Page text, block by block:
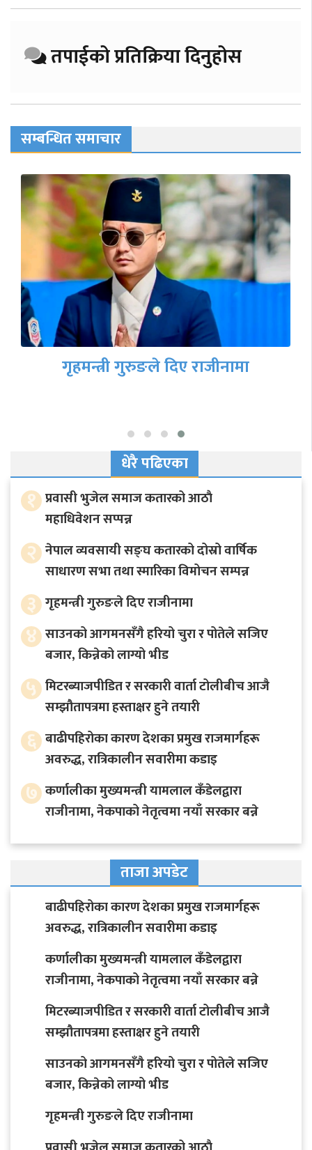
तपाईको प्रतिक्रिया दिनुहोस
सम्बन्धित समाचार
बाढीपहिरोका कारण देशका प्रमुख
राजमार्गहरू अवरुद्ध, रात्रिकालीन सवारीमा
धेरै पढिएका
१ प्रवासी भुजेल समाज कतारको आठाै
महाधिवेशन सप्पन्न
२ नेपाल व्यवसायी सङ्घ कतारको दोस्रो वार्षिक
साधारण सभा तथा स्मारिका विमोचन सम्पन्न
३ गृहमन्त्री गुरुङले दिए राजीनामा
४ साउनको आगमनसँगै हरियो चुरा र पोतेले सजिए
बजार, किन्नेको लाग्यो भीड
५ मिटरब्याजपीडित र सरकारी वार्ता टोलीबीच आजै
सम्झौतापत्रमा हस्ताक्षर हुने तयारी
६ बाढीपहिरोका कारण देशका प्रमुख राजमार्गहरू
अवरुद्ध, रात्रिकालीन सवारीमा कडाइ
७ कर्णालीका मुख्यमन्त्री यामलाल कँडेलद्वारा
राजीनामा, नेकपाको नेतृत्वमा नयाँ सरकार बन्ने
ताजा अपडेट
बाढीपहिरोका कारण देशका प्रमुख राजमार्गहरू
अवरुद्ध, रात्रिकालीन सवारीमा कडाइ
कर्णालीका मुख्यमन्त्री यामलाल कँडेलद्वारा
राजीनामा, नेकपाको नेतृत्वमा नयाँ सरकार बन्ने
मिटरब्याजपीडित र सरकारी वार्ता टोलीबीच आजै
सम्झौतापत्रमा हस्ताक्षर हुने तयारी
साउनको आगमनसँगै हरियो चुरा र पोतेले सजिए
बजार, किन्नेको लाग्यो भीड
गृहमन्त्री गुरुङले दिए राजीनामा